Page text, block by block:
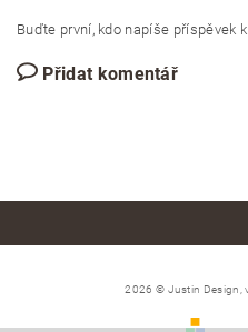
Buďte první, kdo napíše příspěvek
Přidat komentář
2026 © Justin Design,